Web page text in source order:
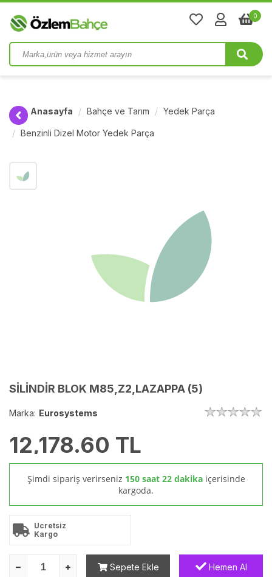
0
Anasayfa Bahçe ve Tarım Yedek Parça
Benzinli Dizel Motor Yedek Parça
SİLİNDİR BLOK M85,Z2,LAZAPPA (5)
Marka: Eurosystems
12,178.60 TL
Şimdi sipariş verirseniz 150 saat 22 dakika içerisinde
kargoda.
Ücretsiz
Kargo
Sepete Ekle Hemen Al